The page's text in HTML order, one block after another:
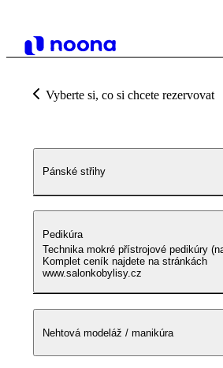
Vyberte si, co si chcete rezervovat
Pánské střihy
Pedikúra
Technika mokré přístrojové pedikúry
Komplet ceník najdete na stránkách
www.salonkobylisy.cz
Nehtová modeláž / manikúra